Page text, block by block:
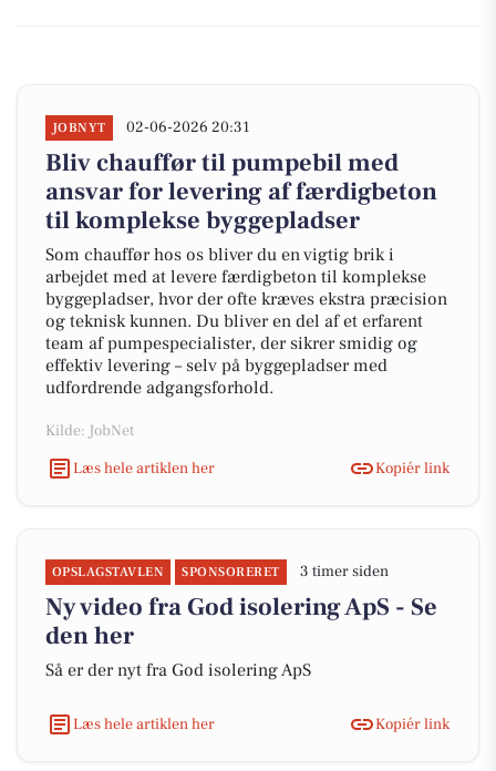
JOBNYT 02-06-2026 20:31
Bliv chauffør til pumpebil med
ansvar for levering af færdigbeton
til komplekse byggepladser
Som chauffør hos os bliver du en vigtig brik i
arbejdet med at levere færdigbeton til komplekse
byggepladser, hvor der ofte kræves ekstra præcision
og teknisk kunnen. Du bliver en del af et erfarent
team af pumpespecialister, der sikrer smidig og
effektiv levering – selv på byggepladser med
udfordrende adgangsforhold.
Kilde: JobNet
Læs hele artiklen her
Kopiér link
OPSLAGSTAVLEN SPONSORERET 3 timer siden
Ny video fra God isolering ApS - Se
den her
Så er der nyt fra God isolering ApS
Læs hele artiklen her Kopiér link